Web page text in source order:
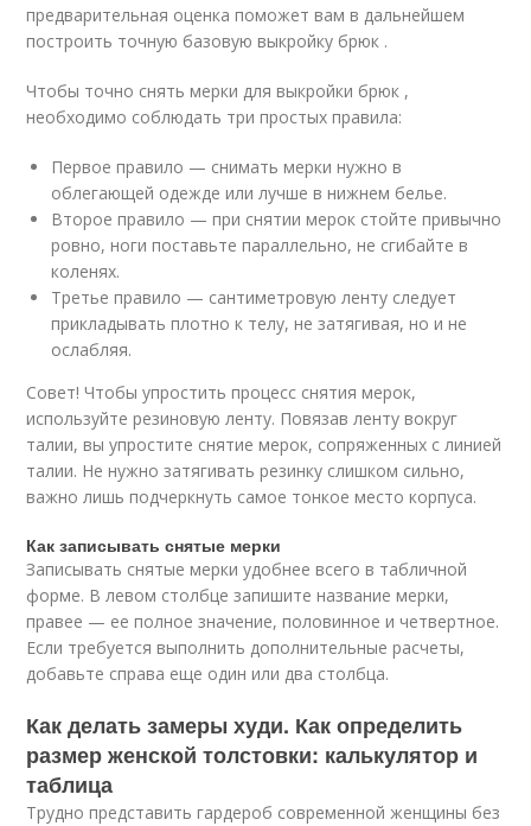
предварительная оценка поможет вам в дальнейшем
построить точную базовую выкройку брюк .
Чтобы точно снять мерки для выкройки брюк ,
необходимо соблюдать три простых правила:
Первое правило — снимать мерки нужно в
облегающей одежде или лучше в нижнем белье.
Второе правило — при снятии мерок стойте привычно
ровно, ноги поставьте параллельно, не сгибайте в
коленях.
Третье правило — сантиметровую ленту следует
прикладывать плотно к телу, не затягивая, но и не
ослабляя.
Совет! Чтобы упростить процесс снятия мерок,
используйте резиновую ленту. Повязав ленту вокруг
талии, вы упростите снятие мерок, сопряженных с линией
талии. Не нужно затягивать резинку слишком сильно,
важно лишь подчеркнуть самое тонкое место корпуса.
Как записывать снятые мерки
Записывать снятые мерки удобнее всего в табличной
форме. В левом столбце запишите название мерки,
правее — ее полное значение, половинное и четвертное.
Если требуется выполнить дополнительные расчеты,
добавьте справа еще один или два столбца.
Как делать замеры худи. Как определить
размер женской толстовки: калькулятор и
таблица
Трудно представить гардероб современной женщины без